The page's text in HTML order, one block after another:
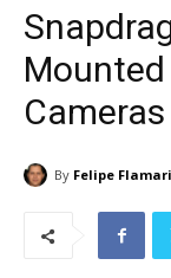
Cameras
By Felipe